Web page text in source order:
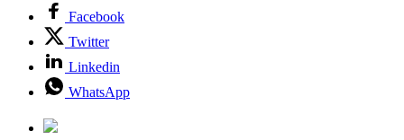
Facebook
Twitter
Linkedin
WhatsApp